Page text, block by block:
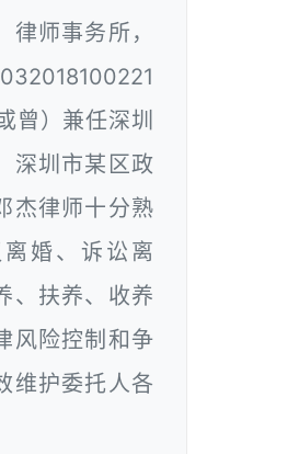
师事务所，
曾）兼任深圳
深圳市某区政
杰律师十分熟
婚、诉讼离
、扶养、收养
风险控制和争
维护委托人各